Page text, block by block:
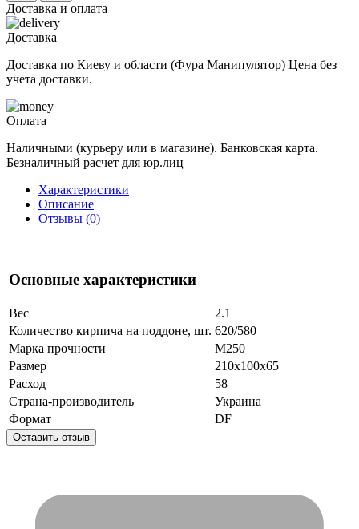
Доставка и оплата
Доставка
Доставка по Киеву и области (Фура Манипулятор) Цена без
учета доставки.
Оплата
Наличными (курьеру или в магазине). Банковская карта.
Безналичный расчет для юр.лиц
Характеристики
Описание
Отзывы (0)
Основные характеристики
Вес
2.1
Количество кирпича на поддоне, шт. 620/580
Марка прочности
М250
Размер
210x100x65
Расход
58
Страна-производитель
Украина
Формат
DF
Оставить отзыв